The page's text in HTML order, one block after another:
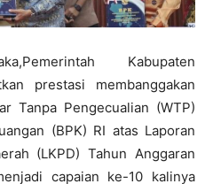
Kabupaten
prestasi membanggakan
Tanpa Pengecualian (WTP)
(BPK) RI atas Laporan
(LKPD) Tahun Anggaran
capaian ke-10 kalinya